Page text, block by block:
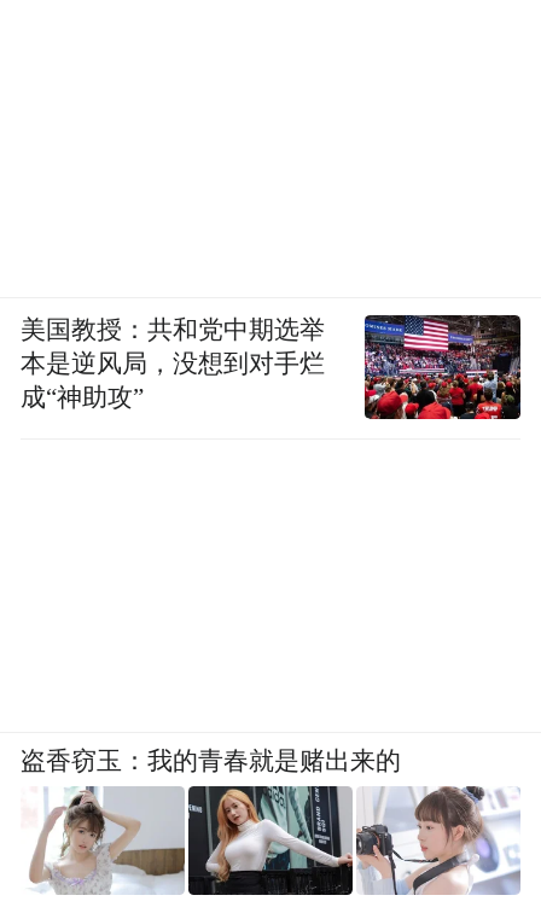
美国教授：共和党中期选举
本是逆风局，没想到对手烂
成“神助攻”
盗香窃玉：我的青春就是赌出来的